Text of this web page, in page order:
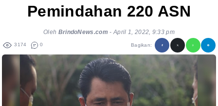
Pemindahan 220 ASN
Oleh BrindoNews.com - April 1, 2022, 9:33 pm
3174 0 Bagikan: